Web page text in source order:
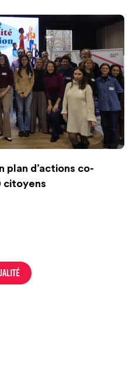
plan d’actions co-
citoyens